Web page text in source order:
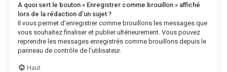
À quoi sert le bouton « Enregistrer comme brouillon » affiché
lors de la rédaction d’un sujet ?
Il vous permet d’enregistrer comme brouillons les messages que
vous souhaitez finaliser et publier ultérieurement. Vous pouvez
reprendre les messages enregistrés comme brouillons depuis le
panneau de contrôle de l’utilisateur.
Haut